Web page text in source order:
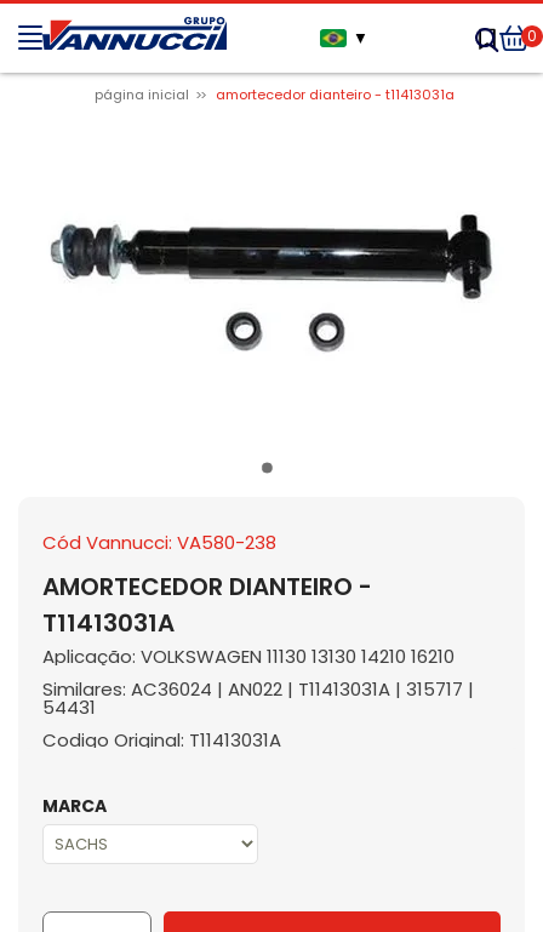
▼ 0
página inicial amortecedor dianteiro - t11413031a
Cód Vannucci: VA580-238
AMORTECEDOR DIANTEIRO -
T11413031A
Aplicação: VOLKSWAGEN 11130 13130 14210 16210
Similares: AC36024 | AN022 | T11413031A | 315717 |
54431
Codigo Original: T11413031A
MARCA